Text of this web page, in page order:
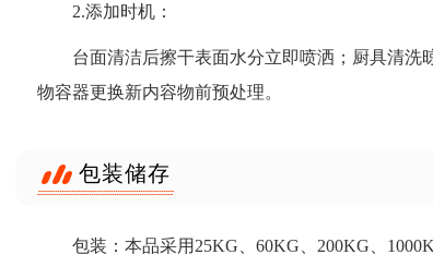
2.添加时机：
台面清洁后擦干表面水分立即喷洒；厨具清
物容器更换新内容物前预处理。
包装储存
包装：本品采用25KG、60KG、200KG、